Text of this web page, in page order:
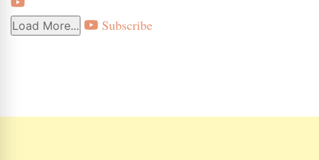
Load More... Subscribe